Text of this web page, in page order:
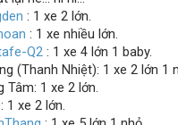
: 1 xe 2 lớn.
: 1 xe nhiều lớn.
Q2 : 1 xe 4 lớn 1 baby.
(Thanh Nhiệt): 1 xe 2 lớn 1
Tâm: 1 xe 2 lớn.
1 xe 2 lớn.